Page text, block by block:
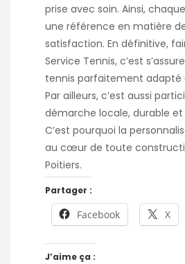
prise avec soin. Ainsi,
une référence en matière
satisfaction. En définitive,
Service Tennis, c’est
tennis parfaitement adapté
Par ailleurs, c’est aussi
démarche locale, durable et
C’est pourquoi la
au cœur de toute
Poitiers.
Partager :
Facebook X
J’aime ça :